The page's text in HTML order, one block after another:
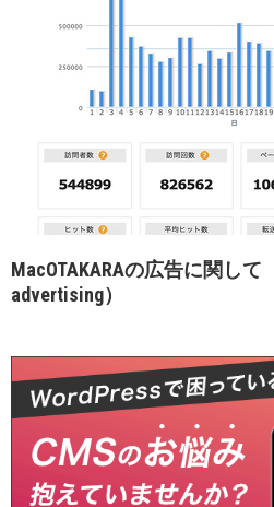
MacOTAKARAの広告に関して
advertising）